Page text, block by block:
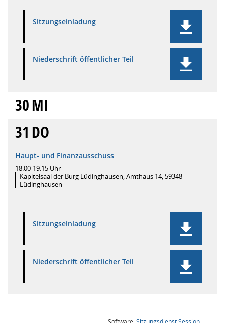
Sitzungseinladung
Niederschrift öffentlicher Teil
30MI
31 DO
Haupt- und Finanzausschuss
18:00-19:15 Uhr
Kapitelsaal der Burg Lüdinghausen, Amthaus 14, 59348
Lüdinghausen
Sitzungseinladung
Niederschrift öffentlicher Teil
(Wird in